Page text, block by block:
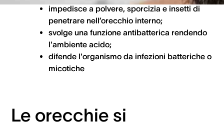
impedisce a polvere, sporcizia e insetti di
penetrare nell’orecchio interno;
svolge una funzione antibatterica rendendo
l'ambiente acido;
difende l'organismo da infezioni batteriche o
micotiche
Le orecchie si